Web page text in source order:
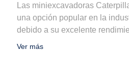
Las miniexcavadoras
una opción popular en la
debido a su excelente
Ver más